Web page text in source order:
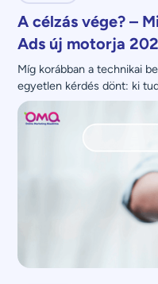
A célzás vége? –
Ads új motorja
Míg korábban a technikai
egyetlen kérdés dönt: ki
üzenettel?